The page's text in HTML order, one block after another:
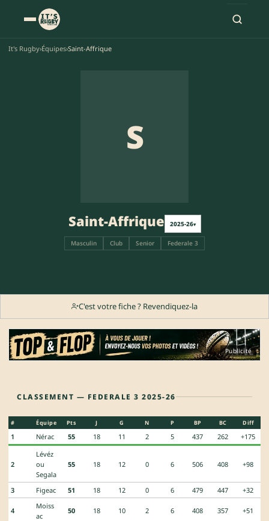
It's Rugby›Équipes›Saint-Affrique
S
Saint-Affrique 2025-26▾
Masculin Club Senior Federale 3
C'est votre fiche ? Revendiquez-la
Publicité
CLASSEMENT — FEDERALE 3 2025-26
# Équipe Pts J G N P BP BC Diff
1 Nérac 55 18 11 2 5 437 262 +175
2
Lévéz
ou
Segala
55 18 12 0 6 506 408 +98
3 Figeac 51 18 12 0 6 479 447 +32
4
Moiss
ac
50 18 10 2 6 408 357 +51